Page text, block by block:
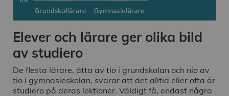
Elever och lärare ger olika bild
av studiero
De flesta lärare, åtta av tio i grundskolan och nio av
tio i gymnasieskolan, svarar att det alltid eller ofta är
studiero på deras lektioner. Väldigt få, endast några